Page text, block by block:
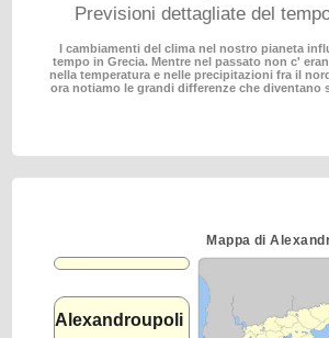
Previsioni dettagliate del
I cambiamenti del clima nel nostro pianeta
tempo in Grecia. Mentre nel passato non c'
nella temperatura e nelle precipitazioni fra il
ora notiamo le grandi differenze che diventano
Alexandroupoli
Mappa di